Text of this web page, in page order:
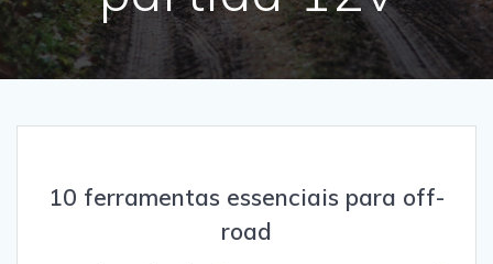
10 ferramentas essenciais para off-
road